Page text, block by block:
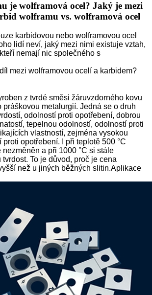
je wolframová ocel? Jaký je mezi
wolframu vs. wolframová ocel
karbidovou nebo wolframovou ocel
lidí neví, jaký mezi nimi existuje vztah,
nemají nic společného s
mezi wolframovou ocelí a karbidem?
z tvrdé směsi žáruvzdorného kovu
metalurgií. Jedná se o druh
odolností proti opotřebení, dobrou
tepelnou odolností, odolností proti
vlastností, zejména vysokou
opotřebení. I při teplotě 500 °C
nezměněn a při 1000 °C si stále
To je důvod, proč je cena
než u jiných běžných slitin.Aplikace